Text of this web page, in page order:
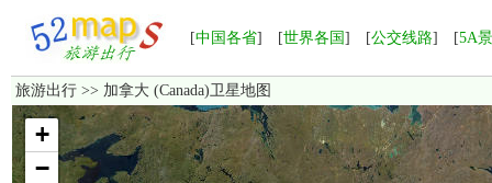
[中国各省] [世界各国 ] [公交线路] [5A
旅游出行 >> 加拿大 (Canada)卫星地图
加载中，如果长时间无法显示，请点击这里重新加载！
+
−